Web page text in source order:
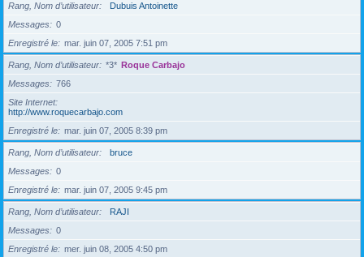
Rang, Nom d’utilisateur
Dubuis Antoinette
Messages
0
Enregistré le
mar. juin 07, 2005 7:51 pm
Rang, Nom d’utilisateur *3* Roque Carbajo
Messages
766
Site Internet
http://www.roquecarbajo.com
Enregistré le
mar. juin 07, 2005 8:39 pm
Rang, Nom d’utilisateur
bruce
Messages
0
Enregistré le
mar. juin 07, 2005 9:45 pm
Rang, Nom d’utilisateur
RAJI
Messages
0
Enregistré le
mer. juin 08, 2005 4:50 pm